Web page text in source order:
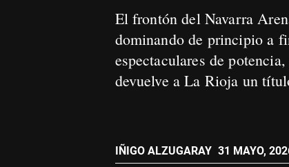
El frontón del Navarra
dominando de principio a
espectaculares de
devuelve a La Rioja un
IÑIGO ALZUGARAY 31 MAYO,